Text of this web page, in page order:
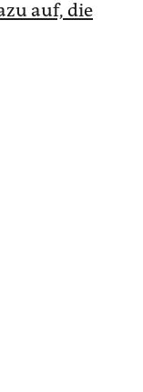
auf, die